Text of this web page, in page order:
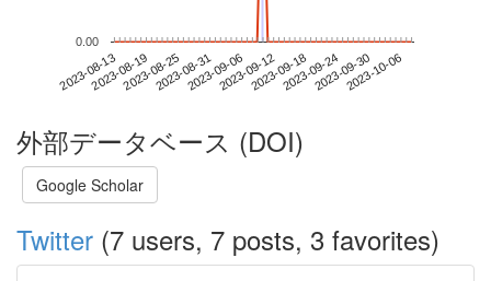
2023-08-132023-08-192023-08-252023-08-312023-09-062023-09-122023-09-182023-09-242023-09-302023-10-06
0.00
外部データベース (DOI)
Google Scholar
Twitter (7 users, 7 posts, 3 favorites)